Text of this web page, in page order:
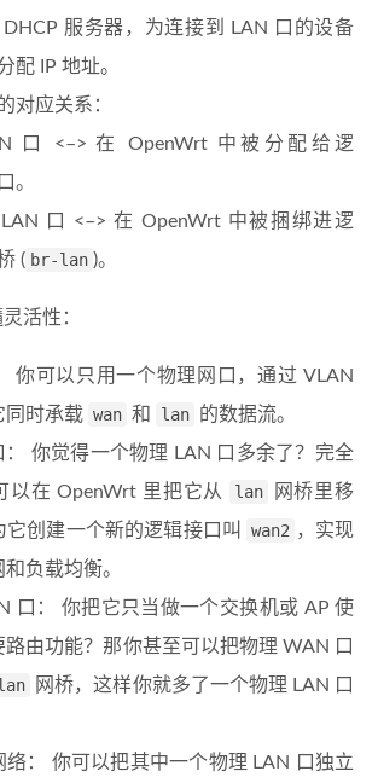
DHCP 服务器，为连接到 LAN 口的设备
配 IP 地址。
对应关系：
口 <–> 在 OpenWrt 中被分配给逻
。
口 <–> 在 OpenWrt 中被捆绑进逻
( br-lan )。
活性：
你可以只用一个物理网口，通过 VLAN
同时承载 wan 和 lan
的数据流。
： 你觉得一个物理 LAN 口多余了？完全
以在 OpenWrt 里把它从
lan
网桥里移
它创建一个新的逻辑接口叫
wan2 ，实现
负载均衡。
口： 你把它只当做一个交换机或 AP 使
路由功能？那你甚至可以把物理 WAN 口
网桥，这样你就多了一个物理 LAN 口
络： 你可以把其中一个物理 LAN 口独立